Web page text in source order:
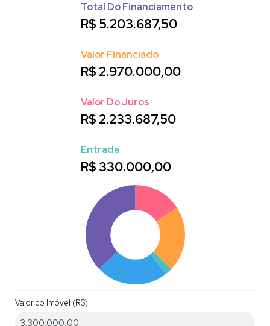
Total Do Financiamento
R$ 5.203.687,50
Valor Financiado
R$2.970.000,00
Valor Do Juros
R$2.233.687,50
Entrada
R$ 330.000,00
Valor do Imóvel (R$)